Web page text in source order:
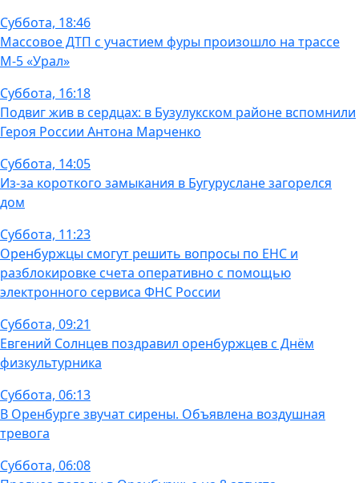
Суббота, 18:46
Массовое ДТП с участием фуры произошло на трассе
М-5 «Урал»
Суббота, 16:18
Подвиг жив в сердцах: в Бузулукском районе вспомнили
Героя России Антона Марченко
Суббота, 14:05
Из-за короткого замыкания в Бугуруслане загорелся
дом
Суббота, 11:23
Оренбуржцы смогут решить вопросы по ЕНС и
разблокировке счета оперативно с помощью
электронного сервиса ФНС России
Суббота, 09:21
Евгений Солнцев поздравил оренбуржцев с Днём
физкультурника
Суббота, 06:13
В Оренбурге звучат сирены. Объявлена воздушная
тревога
Суббота, 06:08